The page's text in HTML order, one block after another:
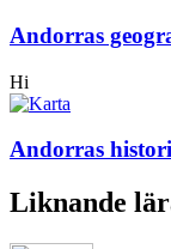
Andorras
Hi
Andorras
Liknande